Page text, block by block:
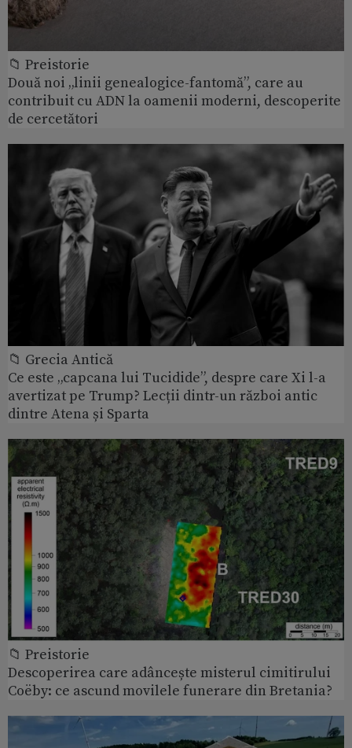
📁 Preistorie
Două noi „linii genealogice-fantomă”, care au
contribuit cu ADN la oamenii moderni, descoperite
de cercetători
📁 Grecia Antică
Ce este „capcana lui Tucidide”, despre care Xi l-a
avertizat pe Trump? Lecții dintr-un război antic
dintre Atena și Sparta
📁 Preistorie
Descoperirea care adâncește misterul cimitirului
Coëby: ce ascund movilele funerare din Bretania?